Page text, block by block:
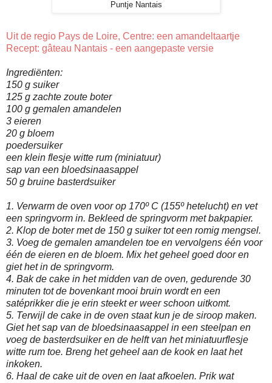
Puntje Nantais
Uit de regio Pays de Loire, Centre: een amandeltaartje
Recept: gâteau Nantais - een aangepaste versie
Ingrediënten:
150 g suiker
125 g zachte zoute boter
100 g gemalen amandelen
3 eieren
20 g bloem
poedersuiker
een klein flesje witte rum (miniatuur)
sap van een bloedsinaasappel
50 g bruine basterdsuiker
1. Verwarm de oven voor op 170º C (155º hetelucht) en vet
een springvorm in. Bekleed de springvorm met bakpapier.
2. Klop de boter met de 150 g suiker tot een romig mengsel.
3. Voeg de gemalen amandelen toe en vervolgens één voor
één de eieren en de bloem. Mix het geheel goed door en
giet het in de springvorm.
4. Bak de cake in het midden van de oven, gedurende 30
minuten tot de bovenkant mooi bruin wordt en een
satéprikker die je erin steekt er weer schoon uitkomt.
5. Terwijl de cake in de oven staat kun je de siroop maken.
Giet het sap van de bloedsinaasappel in een steelpan en
voeg de basterdsuiker en de helft van het miniatuurflesje
witte rum toe. Breng het geheel aan de kook en laat het
inkoken.
6. Haal de cake uit de oven en laat afkoelen. Prik wat